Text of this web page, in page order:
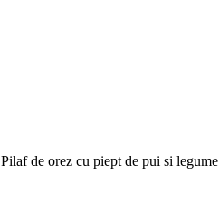
Pilaf de orez cu piept de pui si legume